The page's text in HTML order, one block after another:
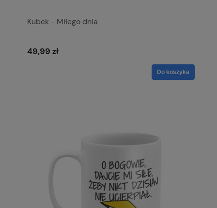
Kubek - Miłego dnia
49,99 zł
Do koszyka